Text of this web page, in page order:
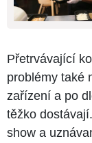
Přetrvávající
problémy také
zařízení a po
těžko
show a